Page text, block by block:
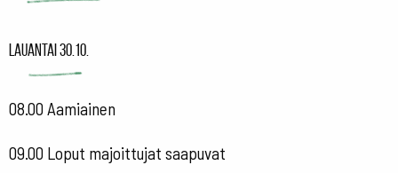
Lauantai 30.10.
08.00 Aamiainen
09.00 Loput majoittujat saapuvat